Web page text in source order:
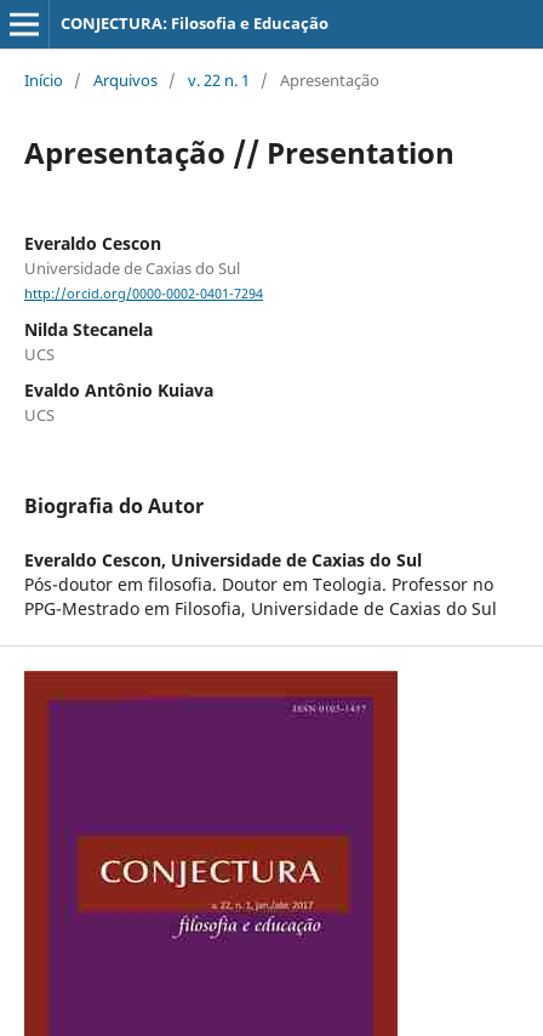
CONJECTURA: Filosofia e Educação
Início / Arquivos / v. 22 n. 1 / Apresentação
Apresentação // Presentation
Everaldo Cescon
Universidade de Caxias do Sul
http://orcid.org/0000-0002-0401-7294
Nilda Stecanela
UCS
Evaldo Antônio Kuiava
UCS
Biografia do Autor
Everaldo Cescon, Universidade de Caxias do Sul
Pós-doutor em filosofia. Doutor em Teologia. Professor no
PPG-Mestrado em Filosofia, Universidade de Caxias do Sul